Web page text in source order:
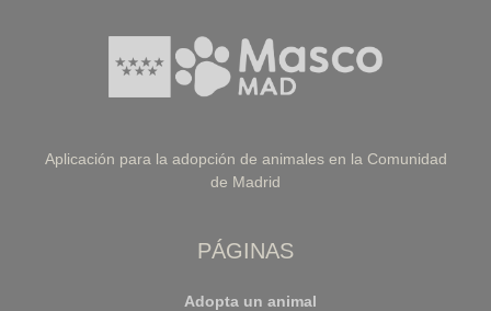
Aplicación para la adopción de animales en la Comunidad
de Madrid
PÁGINAS
Adopta un animal